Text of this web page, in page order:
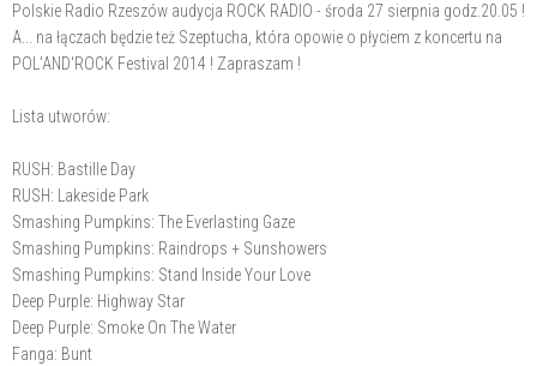
Polskie Radio Rzeszów audycja ROCK RADIO - środa 27 sierpnia godz.20.05 !
A... na łączach będzie też Szeptucha, która opowie o płyciem z koncertu na
POL'AND'ROCK Festival 2014 ! Zapraszam !
Lista utworów:
RUSH: Bastille Day
RUSH: Lakeside Park
Smashing Pumpkins: The Everlasting Gaze
Smashing Pumpkins: Raindrops + Sunshowers
Smashing Pumpkins: Stand Inside Your Love
Deep Purple: Highway Star
Deep Purple: Smoke On The Water
Fanga: Bunt